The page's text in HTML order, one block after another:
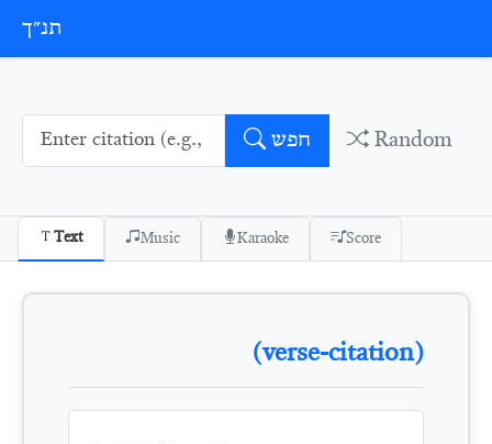
תנ״ך
חפש Random
Text Music Karaoke Score
(verse-citation)